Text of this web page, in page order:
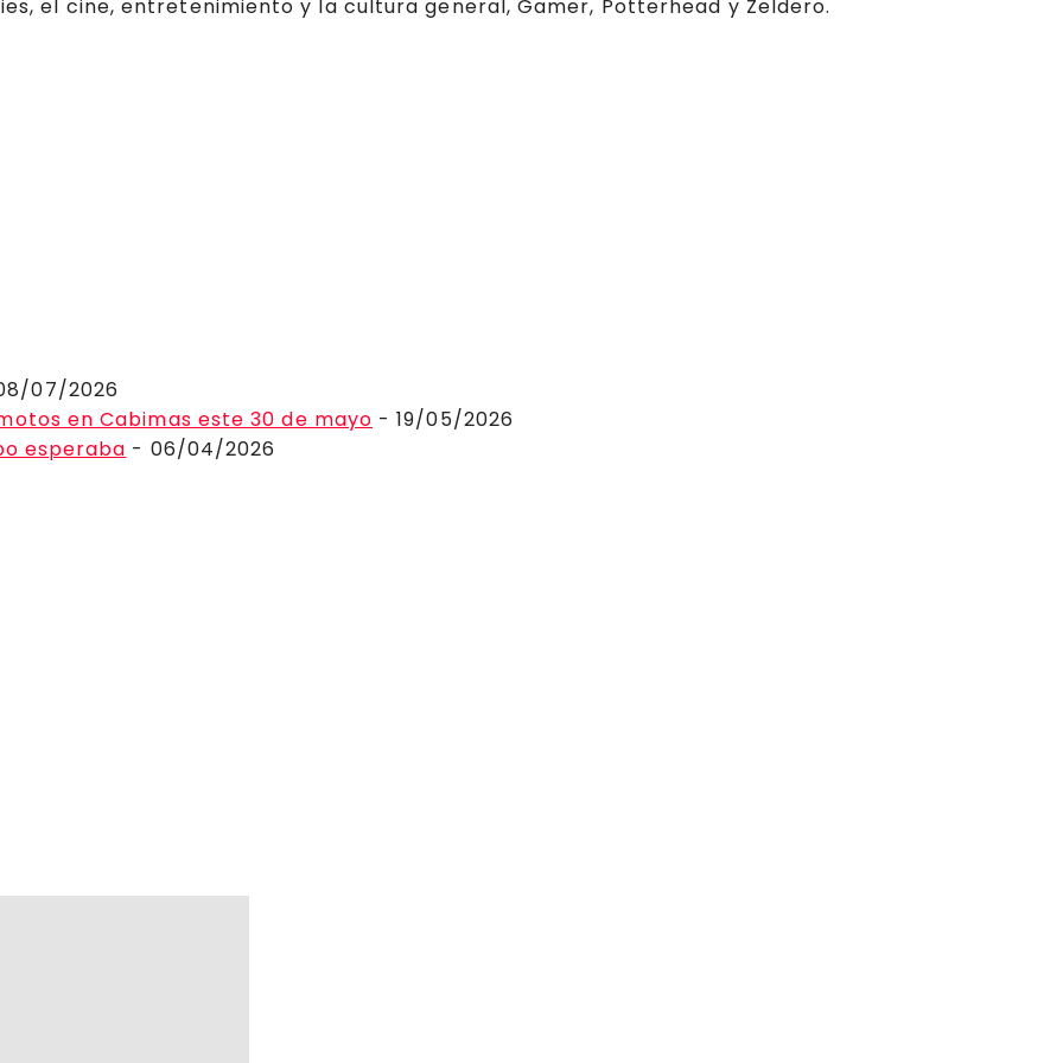
el cine, entretenimiento y la cultura general, Gamer, Potterhead y Zeldero.
07/2026
en Cabimas este 30 de mayo - 19/05/2026
esperaba - 06/04/2026